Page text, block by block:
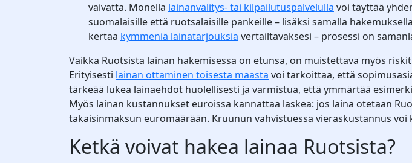
vaivatta. Monella lainanvälitys- tai kilpailutuspalvelulla voi täyttää
suomalaisille että ruotsalaisille pankeille – lisäksi samalla
kertaa kymmeniä lainatarjouksia vertailtavaksesi – prosessi on
Vaikka Ruotsista lainan hakemisessa on etunsa, on muistettava myös
Erityisesti lainan ottaminen toisesta maasta voi tarkoittaa, että
tärkeää lukea lainaehdot huolellisesti ja varmistua, että ymmärtää
Myös lainan kustannukset euroissa kannattaa laskea: jos laina otetaan
takaisinmaksun euromäärään. Kruunun vahvistuessa vieraskustannus voi
Ketkä voivat hakea lainaa Ruotsista?